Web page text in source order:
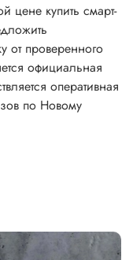
цене купить смарт-
от проверенного
официальная
оперативная
по Новому